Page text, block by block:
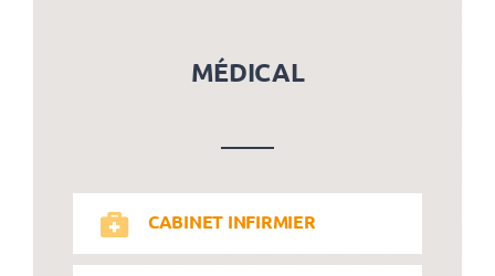
MÉDICAL
CABINET INFIRMIER